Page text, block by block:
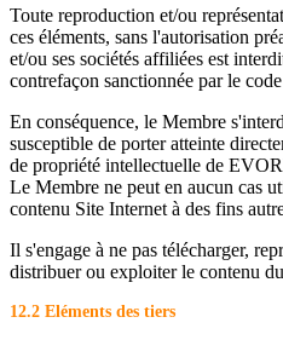
Toute reproduction et/ou
ces éléments, sans l'autorisation
et/ou ses sociétés affiliées est
contrefaçon sanctionnée par le
En conséquence, le Membre
susceptible de porter atteinte
de propriété intellectuelle de
Le Membre ne peut en aucun cas
contenu Site Internet à des fins
Il s'engage à ne pas télécharger,
distribuer ou exploiter le contenu
12.2 Eléments des tiers